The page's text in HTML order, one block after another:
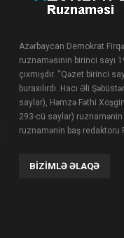
Azərbaycan Demokrat
ruznaməsinin birinci sayı
çıxmışdır. “Qəzet birinci
buraxılırdı. Hacı Əli
saylar), Həmzə Fəthi
293-cü saylar) ruznamənin
ruznamənin baş redaktoru
BIZIMLƏ ƏLAQƏ